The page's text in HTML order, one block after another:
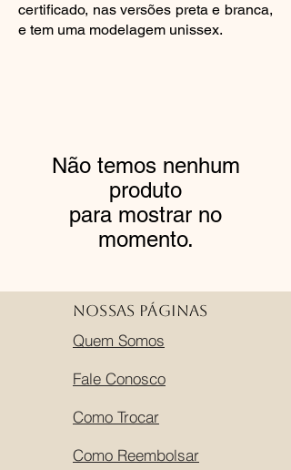
certificado, nas versões preta e branca,
e tem uma modelagem unissex.
Não temos nenhum
produto
para mostrar no
momento.
Nossas Páginas
Quem Somos
Fale Conosco
Como Trocar
Como Reembolsar